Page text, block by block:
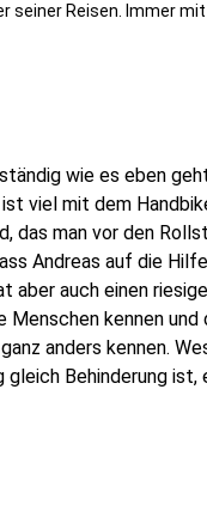
seiner Reisen. Immer
wie es eben
ist viel mit dem
das man vor den
Andreas auf die
aber auch einen
Menschen kennen und
anders kennen.
gleich Behinderung ist,